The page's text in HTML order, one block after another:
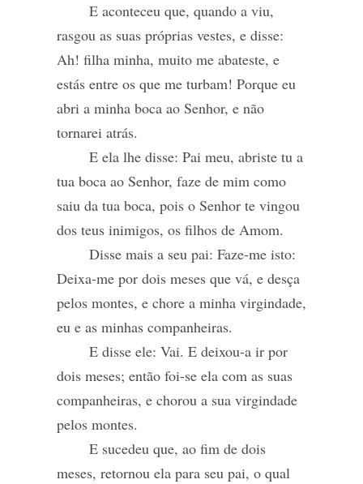
E aconteceu que, quando a viu,
rasgou as suas próprias vestes, e disse:
Ah! filha minha, muito me abateste, e
estás entre os que me turbam! Porque eu
abri a minha boca ao Senhor, e não
tornarei atrás.
E ela lhe disse: Pai meu, abriste tu a
tua boca ao Senhor, faze de mim como
saiu da tua boca, pois o Senhor te vingou
dos teus inimigos, os filhos de Amom.
Disse mais a seu pai: Faze-me isto:
Deixa-me por dois meses que vá, e desça
pelos montes, e chore a minha virgindade,
eu e as minhas companheiras.
E disse ele: Vai. E deixou-a ir por
dois meses; então foi-se ela com as suas
companheiras, e chorou a sua virgindade
pelos montes.
E sucedeu que, ao fim de dois
meses, retornou ela para seu pai, o qual